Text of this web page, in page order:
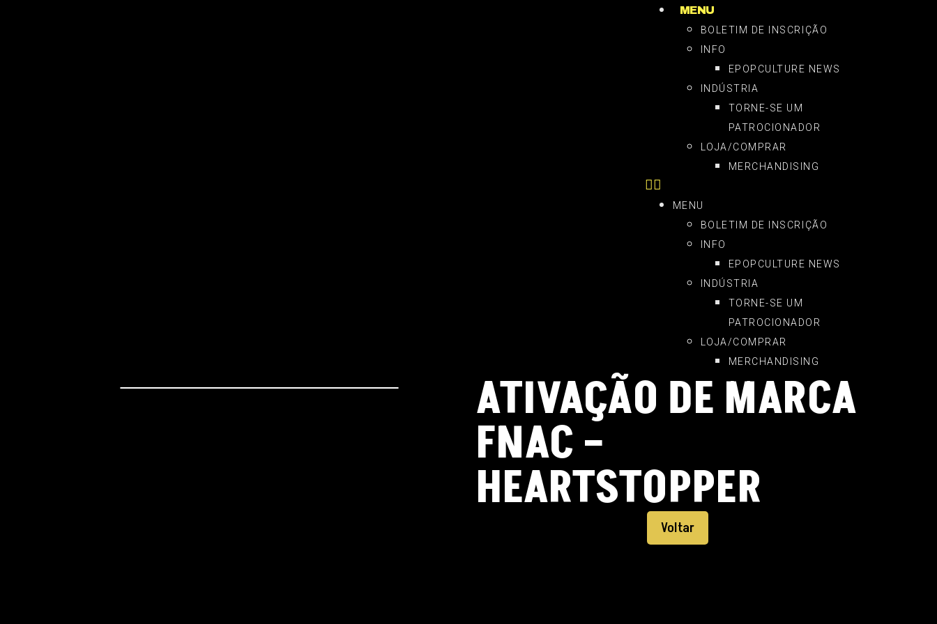
MENU
BOLETIM DE INSCRIÇÃO
INFO
EPOPCULTURE NEWS
INDÚSTRIA
TORNE-SE UM
PATROCIONADOR
LOJA/COMPRAR
MERCHANDISING
MENU
BOLETIM DE INSCRIÇÃO
INFO
EPOPCULTURE NEWS
INDÚSTRIA
TORNE-SE UM
PATROCIONADOR
LOJA/COMPRAR
MERCHANDISING
ATIVAÇÃO DE MARCA
FNAC –
HEARTSTOPPER
Voltar